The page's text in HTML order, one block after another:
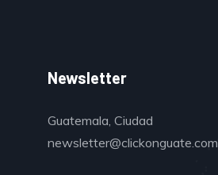
Newsletter
Guatemala, Ciudad
newsletter@clickonguate.com